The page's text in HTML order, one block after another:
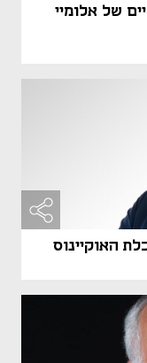
של אלומיי
האוקיינוס